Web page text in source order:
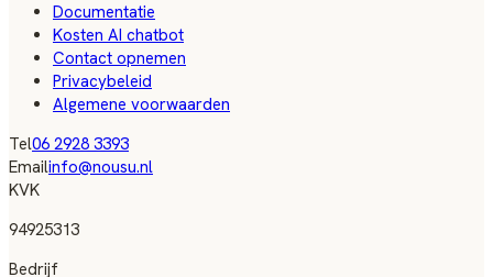
Documentatie
Kosten AI chatbot
Contact opnemen
Privacybeleid
Algemene voorwaarden
Tel06 2928 3393
Emailinfo@nousu.nl
KVK
94925313
Bedrijf